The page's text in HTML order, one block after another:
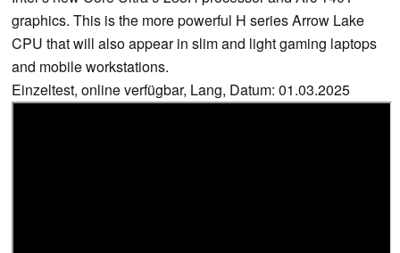
graphics. This is the more powerful H series Arrow Lake
CPU that will also appear in slim and light gaming laptops
and mobile workstations.
Einzeltest, online verfügbar, Lang, Datum: 01.03.2025